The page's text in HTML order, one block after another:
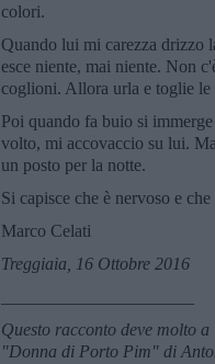
colori.
Quando lui mi carezza drizzo
esce niente, mai niente. Non
coglioni. Allora urla e toglie
Poi quando fa buio si
volto, mi accovaccio su lui.
un posto per la notte.
Si capisce che è nervoso e
Marco Celati
Treggiaia, 16 Ottobre 2016
Questo racconto deve molto
"Donna di Porto Pim" di